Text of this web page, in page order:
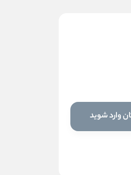
وارد شوید